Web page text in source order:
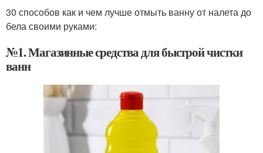
30 способов как и чем лучше отмыть ванну от налета до
бела своими руками:
№1. Магазинные средства для быстрой чистки
ванн